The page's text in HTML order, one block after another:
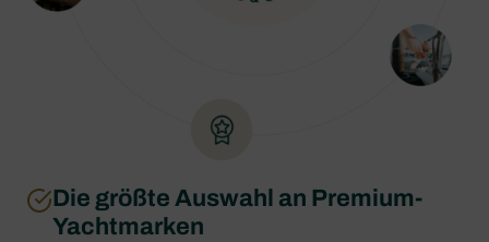
Die größte Auswahl an Premium-
Yachtmarken